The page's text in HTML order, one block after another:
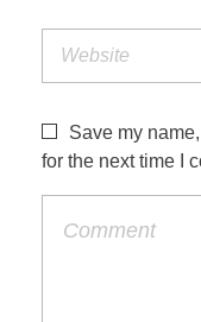
Save my
for the next time I